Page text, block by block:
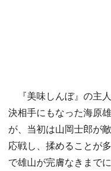
『美味しんぼ』の主
決相手にもなった海原
が、当初は山岡士郎が
応戦し、揉めることが
で雄山が完膚なきまで